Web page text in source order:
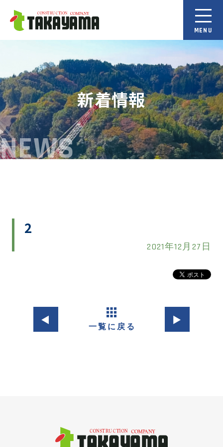
新着情報
NEWS
2
2021年12月27日
◀︎ ▶︎